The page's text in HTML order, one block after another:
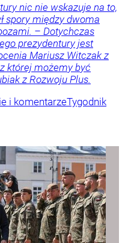
nic nie wskazuje na to,
spory między dwoma
– Dotychczas
prezydentury jest
Mariusz Witczak z
której możemy być
z Rozwoju Plus.
i komentarzeTygodnik